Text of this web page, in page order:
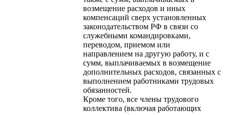
возмещение расходов и иных
компенсаций сверх установленных
законодательством РФ в связи со
служебными командировками,
переводом, приемом или
направлением на другую работу, и с
сумм, выплачиваемых в возмещение
дополнительных расходов, связанных с
выполнением работниками трудовых
обязанностей.
Кроме того, все члены трудового
коллектива (включая работающих